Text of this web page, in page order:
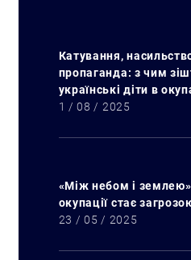
Катування,
пропаганда: з чим
українські діти в
1 / 08 / 2025
«Між небом і
окупації стає
23 / 05 / 2025